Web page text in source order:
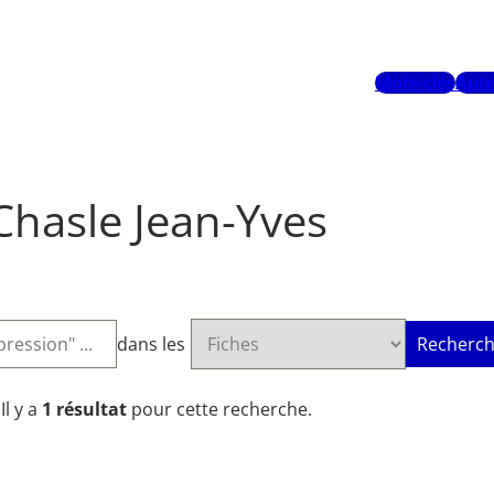
Mots-clés
Jean-Yves
dans les
Il y a 1 résultat pour cette recherche.